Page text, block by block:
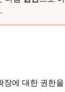
.
에 대한 권한